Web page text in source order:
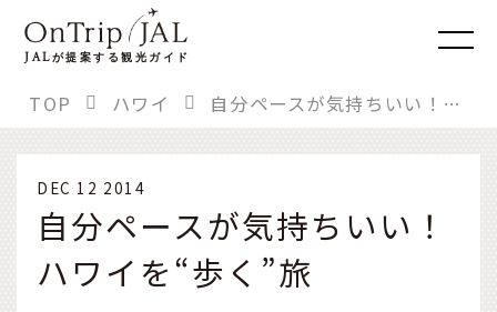
JALが提案する観光ガイド
TOP ハワイ 自分ペースが気持ちいい！ ハワイを“歩く”旅
DEC 12 2014
自分ペースが気持ちいい！
ハワイを“歩く”旅